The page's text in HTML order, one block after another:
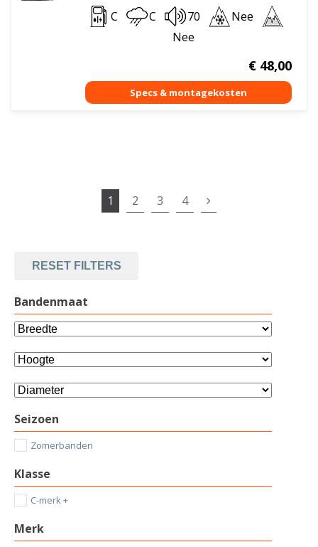
C C 70
Nee
Nee
€48,00
1 2 3 4
RESET FILTERS
Bandenmaat
Seizoen
Zomerbanden
Klasse
C-merk +
Merk